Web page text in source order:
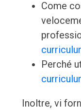
Come
Perché
Inoltre, vi